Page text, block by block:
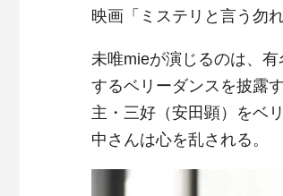
映画「ミステリと言う勿
未唯mieが演じるのは、
するベリーダンスを披露
主・三好（安田顕）をベ
中さんは心を乱される。